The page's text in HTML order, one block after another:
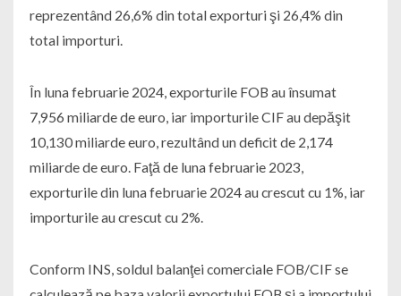
reprezentând 26,6% din total exporturi şi 26,4% din
total importuri.
În luna februarie 2024, exporturile FOB au însumat
7,956 miliarde de euro, iar importurile CIF au depăşit
10,130 miliarde euro, rezultând un deficit de 2,174
miliarde de euro. Faţă de luna februarie 2023,
exporturile din luna februarie 2024 au crescut cu 1%, iar
importurile au crescut cu 2%.
Conform INS, soldul balanţei comerciale FOB/CIF se